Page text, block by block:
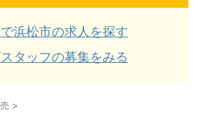
浜松市の求人を探す
タッフの募集をみる
>